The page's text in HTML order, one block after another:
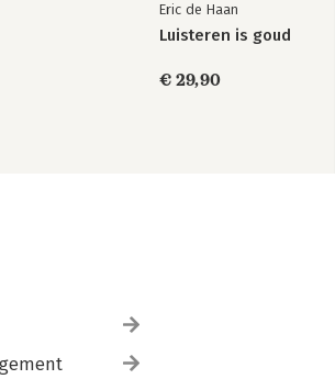
Eric de Haan
Luisteren is goud
€ 29,90